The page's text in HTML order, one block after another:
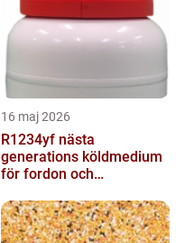
16 maj 2026
R1234yf nästa
generations köldmedium
för fordon och